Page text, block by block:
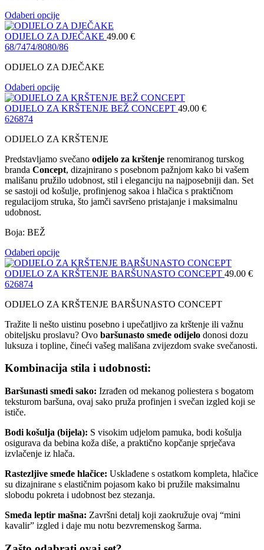
Odaberi opcije
ODIJELO ZA DJEČAKE 49.00 €
68/7474/8080/86
ODIJELO ZA DJEČAKE
Odaberi opcije
ODIJELO ZA KRŠTENJE BEŽ CONCEPT 49.00 €
626874
ODIJELO ZA KRŠTENJE
Predstavljamo svečano odijelo za krštenje renomiranog turskog
branda Concept, dizajnirano s posebnom pažnjom kako bi vašem
mališanu pružilo udobnost, stil i eleganciju na najposebniji dan. Set
se sastoji od košulje, profinjenog sakoa i hlačica s praktičnom
regulacijom struka, što jamči savršeno pristajanje i maksimalnu
udobnost.
Boja: BEŽ
Odaberi opcije
ODIJELO ZA KRŠTENJE BARŠUNASTO CONCEPT 49.00 €
626874
ODIJELO ZA KRŠTENJE BARŠUNASTO CONCEPT
Tražite li nešto uistinu posebno i upečatljivo za krštenje ili važnu
obiteljsku proslavu? Ovo baršunasto smeđe odijelo donosi dozu
luksuza i topline, čineći vašeg mališana zvijezdom svake svečanosti.
Kombinacija stila i udobnosti:
Baršunasti smeđi sako: Izrađen od mekanog poliestera s bogatom
teksturom baršuna, ovaj sako pruža profinjen i svečan izgled koji se
ističe.
Bodi košulja (bijela): S visokim udjelom pamuka, bodi košulja
osigurava da bebina koža diše, a praktično kopčanje sprječava
izvlačenje iz hlača.
Rastezljive smeđe hlačice: Usklađene s ostatkom kompleta, hlačice
su dizajnirane s elastičnim pojasom kako bi pružile maksimalnu
slobodu pokreta i udobnost bez stezanja.
Smeđa leptir mašna: Završni detalj koji zaokružuje ovaj “mini
kavalir” izgled i daje mu notu bezvremenskog šarma.